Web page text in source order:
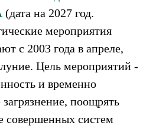
(дата на 2027 год.
мероприятия
с 2003 года в апреле,
Цель мероприятий -
и временно
поощрять
совершенных систем